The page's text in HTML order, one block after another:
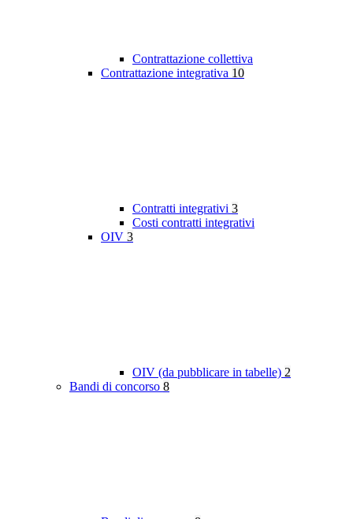
Contrattazione collettiva
Contrattazione integrativa 10
Contratti integrativi 3
Costi contratti integrativi
OIV 3
OIV (da pubblicare in tabelle) 2
Bandi di concorso 8